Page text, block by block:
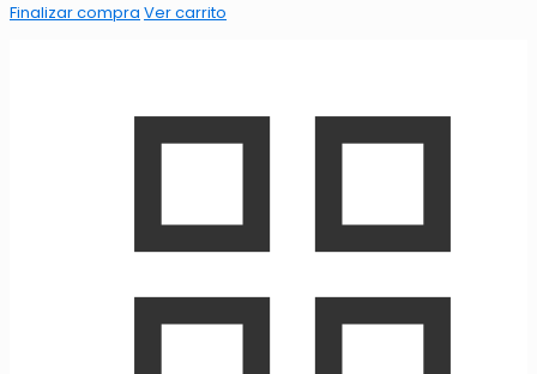
Finalizar compra Ver carrito